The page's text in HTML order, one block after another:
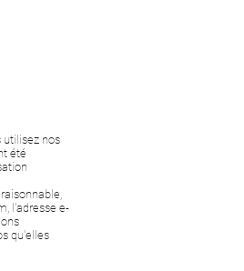
nos
été
l'adresse e-
qu'elles